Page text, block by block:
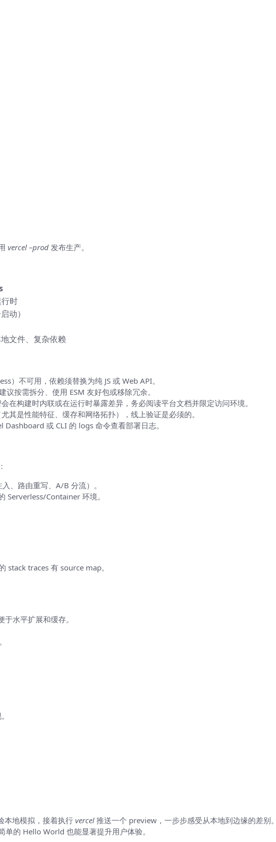
vercel –prod发布生产。
时
动）
文件、复杂依赖
）不可用，依赖须替换为纯 JS 或 Web API。
按需拆分、使用 ESM 友好包或移除冗余。
在构建时内联或在运行时暴露差异，务必阅读平台文档并限定访问环境。
其是性能特征、缓存和网络拓扑），线上验证是必须的。
或 CLI 的 logs 命令查看部署日志。
、路由重写、A/B 分流）。
Serverless/Container 环境。
stack traces 有 source map。
水平扩展和缓存。
本地模拟，接着执行vercel推送一个 preview，一步步感受从本地到边缘的差别
的 Hello World 也能显著提升用户体验。